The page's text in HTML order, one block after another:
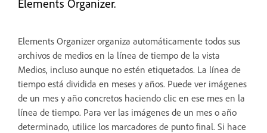
Elements Organizer.
Elements Organizer organiza automáticamente todos sus
archivos de medios en la línea de tiempo de la vista
Medios, incluso aunque no estén etiquetados. La línea de
tiempo está dividida en meses y años. Puede ver imágenes
de un mes y año concretos haciendo clic en ese mes en la
línea de tiempo. Para ver las imágenes de un mes o año
determinado, utilice los marcadores de punto final. Si hace